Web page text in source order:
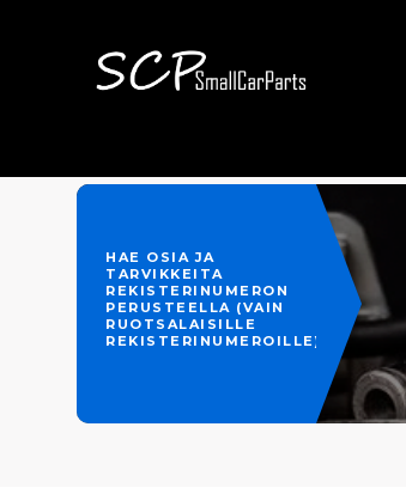
HAE OSIA JA
TARVIKKEITA
REKISTERINUMERON
PERUSTEELLA (VAIN
RUOTSALAISILLE
REKISTERINUMEROILLE)